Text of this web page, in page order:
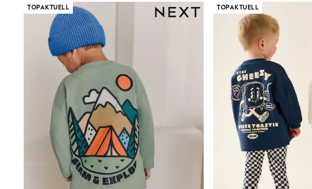
Raincoats
Waterproof
Shackets
Puddlesuits
Gilets
Fleeces
Teddy Borg
Puffers
Snowsuits
Shop all
Shop All
Disney
Marvel
Paw Patrol
Peppa Pig
Gaming
Harry Potter
TOPAKTUELL TOPAKTUELL